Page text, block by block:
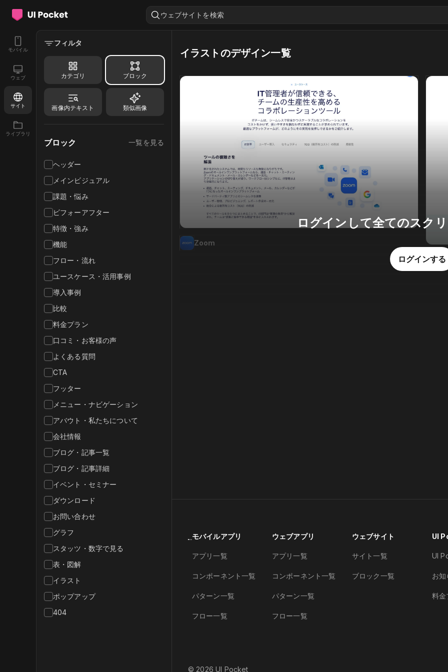
ウェブサイトを検索
モバイル
ウェブ
サイト
ライブラリ
フィルタ
カテゴリ ブロック
画像内テキスト 類似画像
ブロック 一覧を見る
ヘッダー
メインビジュアル
課題・悩み
ビフォーアフター
特徴・強み
機能
フロー・流れ
ユースケース・活用事例
導入事例
比較
料金プラン
口コミ・お客様の声
よくある質問
CTA
フッター
メニュー・ナビゲーション
アバウト・私たちについて
会社情報
ブログ・記事一覧
ブログ・記事詳細
イベント・セミナー
ダウンロード
お問い合わせ
グラフ
スタッツ・数字で見る
表・図解
イラスト
ポップアップ
404
イラストのデザイン一覧
Zoom
ログインして全てのスク
ログインする
モバイルアプリ
アプリ一覧
コンポーネント一覧
パターン一覧
フロー一覧
ウェブアプリ
アプリ一覧
コンポーネント一覧
パターン一覧
フロー一覧
ウェブサイト
サイト一覧
ブロック一覧
UI
UI
お
料金
©︎ 2026 UI Pocket